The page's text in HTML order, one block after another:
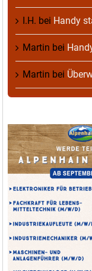
I.H. bei Handy
Martin bei
Martin bei